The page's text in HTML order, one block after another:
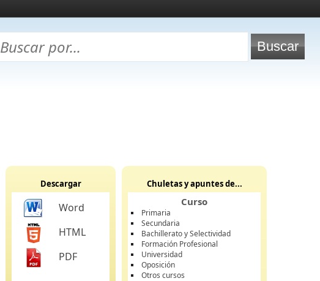
Descargar
Word
HTML
PDF
Chuletas y apuntes de...
Curso
Primaria
Secundaria
Bachillerato y Selectividad
Formación Profesional
Universidad
Oposición
Otros cursos